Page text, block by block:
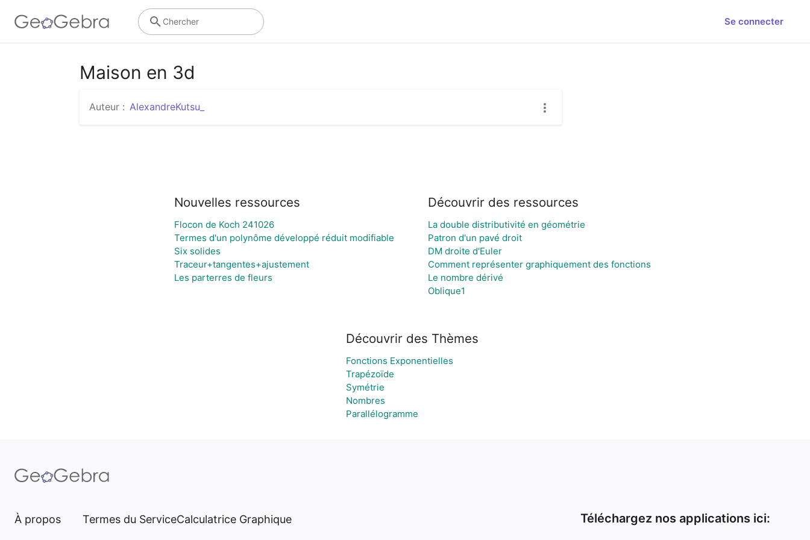
Se connecter
Chercher
Maison en 3d
Auteur : AlexandreKutsu_
Nouvelles ressources
Flocon de Koch 241026
Termes d'un polynôme développé réduit modifiable
Six solides
Traceur+tangentes+ajustement
Les parterres de fleurs
Découvrir des ressources
La double distributivité en géométrie
Patron d'un pavé droit
DM droite d'Euler
Comment représenter graphiquement des fonctions
Le nombre dérivé
Oblique1
Découvrir des Thèmes
Fonctions Exponentielles
Trapézoïde
Symétrie
Nombres
Parallélogramme
À propos Termes du ServiceCalculatrice Graphique Téléchargez nos applications ici: